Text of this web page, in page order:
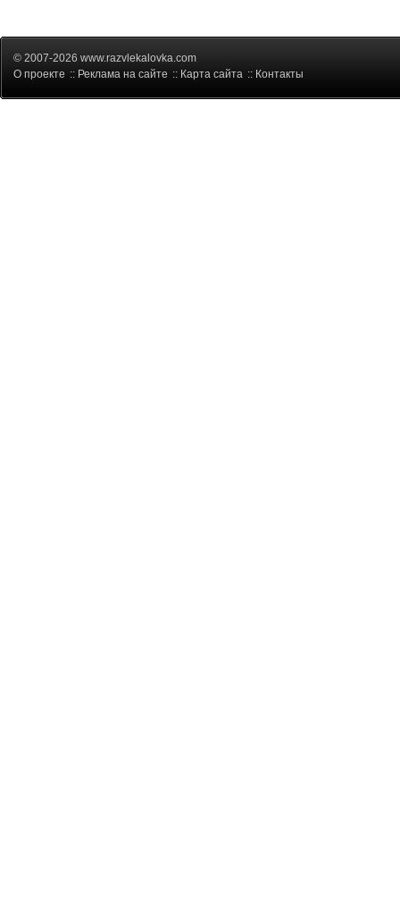
© 2007-2026 www.razvlekalovka.com
О проекте :: Реклама на сайте :: Карта сайта :: Контакты